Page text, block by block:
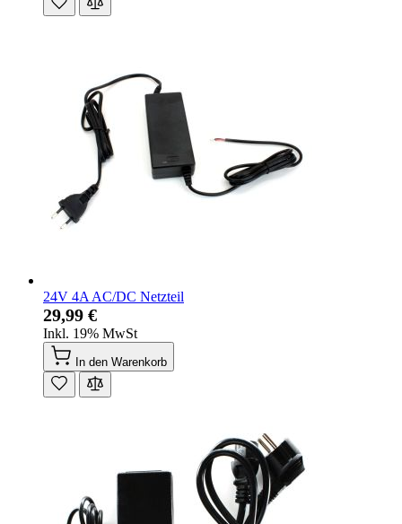
24V 4A AC/DC Netzteil
29,99 €
Inkl. 19% MwSt
In den Warenkorb